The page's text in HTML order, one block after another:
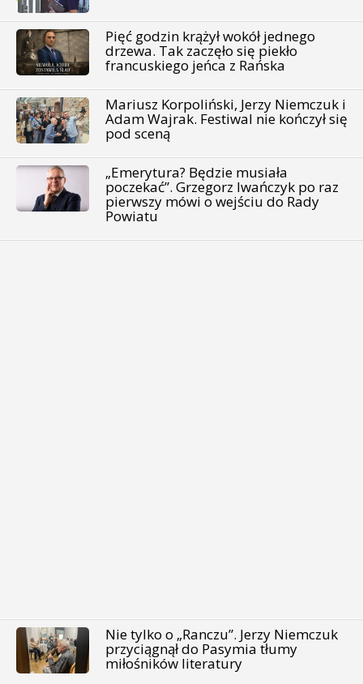
Pięć godzin krążył wokół jednego
drzewa. Tak zaczęło się piekło
francuskiego jeńca z Rańska
Mariusz Korpoliński, Jerzy Niemczuk i
Adam Wajrak. Festiwal nie kończył się
pod sceną
„Emerytura? Będzie musiała
poczekać”. Grzegorz Iwańczyk po raz
pierwszy mówi o wejściu do Rady
Powiatu
Nie tylko o „Ranczu”. Jerzy Niemczuk
przyciągnął do Pasymia tłumy
miłośników literatury